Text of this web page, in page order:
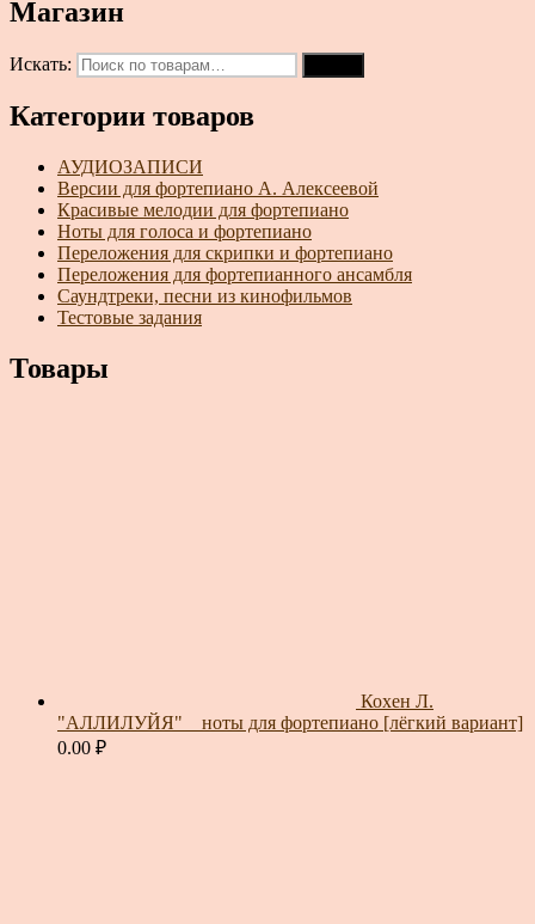
Магазин
Искать:
Категории товаров
АУДИОЗАПИСИ
Версии для фортепиано А. Алексеевой
Красивые мелодии для фортепиано
Ноты для голоса и фортепиано
Переложения для скрипки и фортепиано
Переложения для фортепианного ансамбля
Саундтреки, песни из кинофильмов
Тестовые задания
Товары
Кохен Л.
"АЛЛИЛУЙЯ" _ ноты для фортепиано [лёгкий вариант]
0.00 ₽